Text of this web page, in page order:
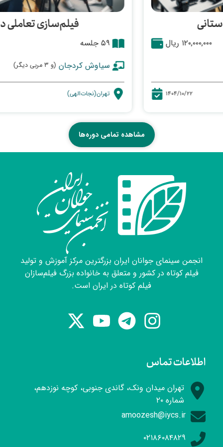
فیلم‌سازی تعاملی داستانی
۵۹ جلسه
تهران(نجات‌الهی)
مشاهده تمامی دوره‌ها
اطلاعات تماس
تهران میدان ونک، گاندی جنوبی، کوچه نوزدهم،
شماره ۲۰
amoozesh@iycs.ir
۰۲۱۸۶۰۸۴۸۲۹
انجمن سینمای جوانان ایران بزرگترین مرکز آموزش و تولید
فیلم کوتاه در کشور و متعلق به خانواده بزرگ فیلم‌سازان
فیلم کوتاه در ایران است.